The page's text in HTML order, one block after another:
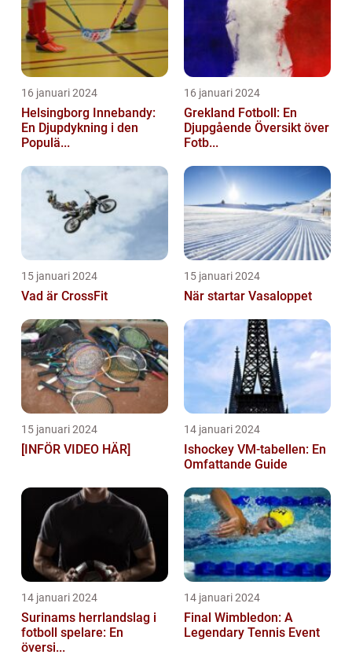
16 januari 2024
Helsingborg Innebandy:
En Djupdykning i den
Populä...
16 januari 2024
Grekland Fotboll: En
Djupgående Översikt över
Fotb...
15 januari 2024
Vad är CrossFit
15 januari 2024
När startar Vasaloppet
15 januari 2024
[INFÖR VIDEO HÄR]
14 januari 2024
Ishockey VM-tabellen: En
Omfattande Guide
14 januari 2024
Surinams herrlandslag i
fotboll spelare: En
översi...
14 januari 2024
Final Wimbledon: A
Legendary Tennis Event